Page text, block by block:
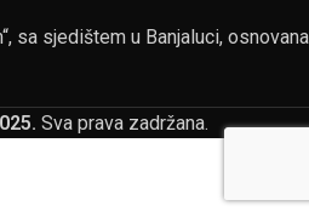
sa sjedištem u Banjaluci, osnovana
Sva prava zadržana.